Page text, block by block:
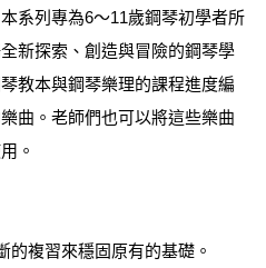
列專為6～11歲鋼琴初學者所
新探索、創造與冒險的鋼琴學
教本與鋼琴樂理的課程進度編
曲。老師們也可以將這些樂曲
。
複習來穩固原有的基礎。